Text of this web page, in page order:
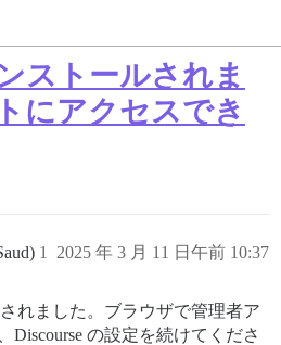
ストールされま
にアクセスでき
2025 年 3 月 11 日午前 10:37
1
れました。ブラウザで管理者ア
Discourse の設定を続けてくださ